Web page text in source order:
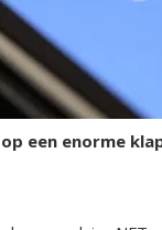
een enorme